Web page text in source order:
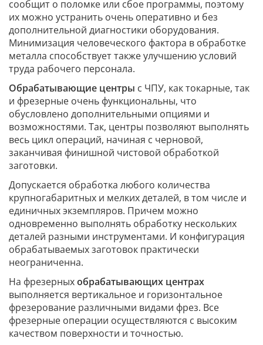
сообщит о поломке или сбое программы, поэтому
их можно устранить очень оперативно и без
дополнительной диагностики оборудования.
Минимизация человеческого фактора в обработке
металла способствует также улучшению условий
труда рабочего персонала.
Обрабатывающие центры с ЧПУ, как токарные, так
и фрезерные очень функциональны, что
обусловлено дополнительными опциями и
возможностями. Так, центры позволяют выполнять
весь цикл операций, начиная с черновой,
заканчивая финишной чистовой обработкой
заготовки.
Допускается обработка любого количества
крупногабаритных и мелких деталей, в том числе и
единичных экземпляров. Причем можно
одновременно выполнять обработку нескольких
деталей разными инструментами. И конфигурация
обрабатываемых заготовок практически
неограниченна.
На фрезерныхобрабатывающих центрах
выполняется вертикальное и горизонтальное
фрезерование различными видами фрез. Все
фрезерные операции осуществляются с высоким
качеством поверхности и точностью.